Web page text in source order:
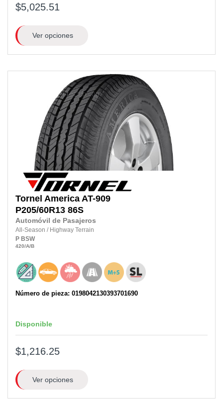
$5,025.51
Ver opciones
Tornel America AT-909
P205/60R13 86S
Automóvil de Pasajeros
All-Season / Highway Terrain
P BSW
420/A/B
Número de pieza: 0198042130393701690
Disponible
$1,216.25
Ver opciones